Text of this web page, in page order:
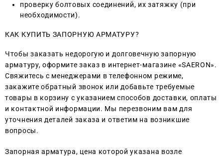
проверку болтовых соединений, их затяжку (при
необходимости).
КАК КУПИТЬ ЗАПОРНУЮ АРМАТУРУ?
Чтобы заказать недорогую и долговечную запорную
арматуру, оформите заказ в интернет-магазине «SAERON».
Свяжитесь с менеджерами в телефонном режиме,
закажите обратный звонок или добавьте требуемые
товары в корзину с указанием способов доставки, оплаты
и контактной информации. Мы перезвоним вам для
уточнения деталей заказа и ответим на возникшие
вопросы.
Запорная арматура, цена которой указана возле